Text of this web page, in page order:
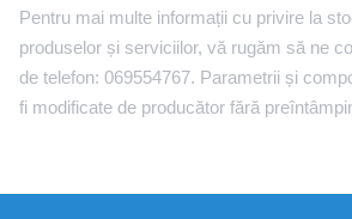
Pentru mai multe informații cu privire la
produselor și serviciilor, vă rugăm să ne
de telefon: 069554767. Parametrii și
fi modificate de producător fără